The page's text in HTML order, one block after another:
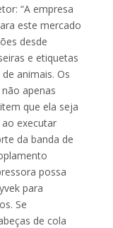
“A empresa
este mercado
desde
e etiquetas
animais. Os
apenas
que ela seja
executar
da banda de
possa
para
Se
de cola